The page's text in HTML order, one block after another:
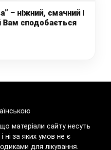
– ніжний, смачний і
Вам сподобається
матеріали сайту несуть
ні за яких умов не є
для лікування.